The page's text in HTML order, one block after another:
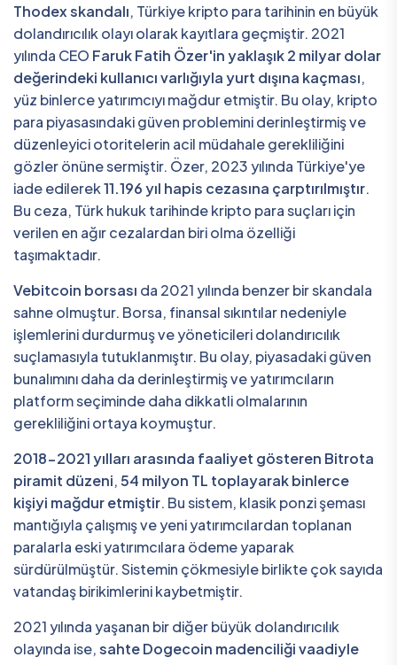
Thodex skandalı, Türkiye kripto para tarihinin en büyük
dolandırıcılık olayı olarak kayıtlara geçmiştir. 2021
yılında CEO Faruk Fatih Özer'in yaklaşık 2 milyar dolar
değerindeki kullanıcı varlığıyla yurt dışına kaçması,
yüz binlerce yatırımcıyı mağdur etmiştir. Bu olay, kripto
para piyasasındaki güven problemini derinleştirmiş ve
düzenleyici otoritelerin acil müdahale gerekliliğini
gözler önüne sermiştir. Özer, 2023 yılında Türkiye'ye
iade edilerek11.196 yıl hapis cezasına çarptırılmıştır.
Bu ceza, Türk hukuk tarihinde kripto para suçları için
verilen en ağır cezalardan biri olma özelliği
taşımaktadır.
Vebitcoin borsası da 2021 yılında benzer bir skandala
sahne olmuştur. Borsa, finansal sıkıntılar nedeniyle
işlemlerini durdurmuş ve yöneticileri dolandırıcılık
suçlamasıyla tutuklanmıştır. Bu olay, piyasadaki güven
bunalımını daha da derinleştirmiş ve yatırımcıların
platform seçiminde daha dikkatli olmalarının
gerekliliğini ortaya koymuştur.
2018-2021 yılları arasında faaliyet gösteren Bitrota
piramit düzeni,54 milyon TL toplayarak binlerce
kişiyi mağdur etmiştir. Bu sistem, klasik ponzi şeması
mantığıyla çalışmış ve yeni yatırımcılardan toplanan
paralarla eski yatırımcılara ödeme yaparak
sürdürülmüştür. Sistemin çökmesiyle birlikte çok sayıda
vatandaş birikimlerini kaybetmiştir.
2021 yılında yaşanan bir diğer büyük dolandırıcılık
olayında ise,sahte Dogecoin madenciliği vaadiyle